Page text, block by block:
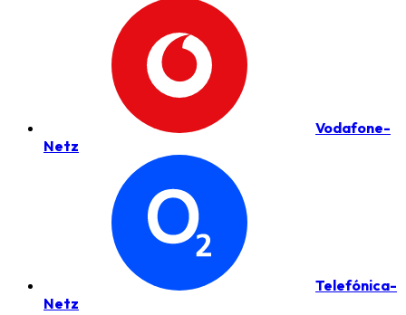
Vodafone-
Netz
Telefónica-
Netz